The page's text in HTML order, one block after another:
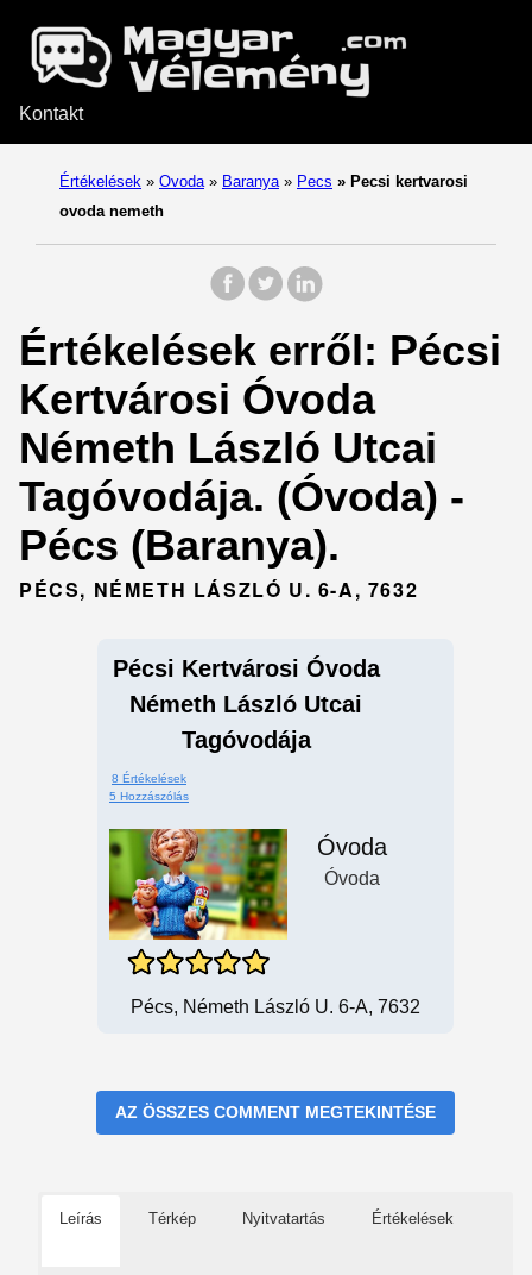
Kontakt
Értékelések » Ovoda » Baranya » Pecs » Pecsi kertvarosi
ovoda nemeth
Értékelések erről: Pécsi
Kertvárosi Óvoda
Németh László Utcai
Tagóvodája. (Óvoda) -
Pécs (Baranya).
PÉCS, NÉMETH LÁSZLÓ U. 6-A, 7632
Pécsi Kertvárosi Óvoda
Németh László Utcai
Tagóvodája
8 Értékelések
5 Hozzászólás
Óvoda
Óvoda
Pécs, Németh László U. 6-A, 7632
AZ ÖSSZES COMMENT MEGTEKINTÉSE
Leírás Térkép Nyitvatartás Értékelések